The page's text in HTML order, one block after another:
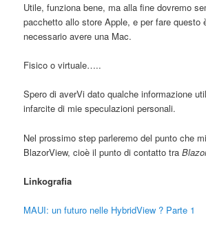
Utile, funziona bene, ma alla fine dovremo
pacchetto allo store Apple, e per fare questo
necessario avere una Mac.
Fisico o virtuale…..
Spero di averVi dato qualche informazione
infarcite di mie speculazioni personali.
Nel prossimo step parleremo del punto che
BlazorView, cioè il punto di contatto tra
Linkografia
MAUI: un futuro nelle HybridView ? Parte 1